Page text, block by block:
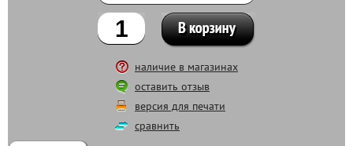
наличие в магазинах
оставить отзыв
версия для печати
сравнить